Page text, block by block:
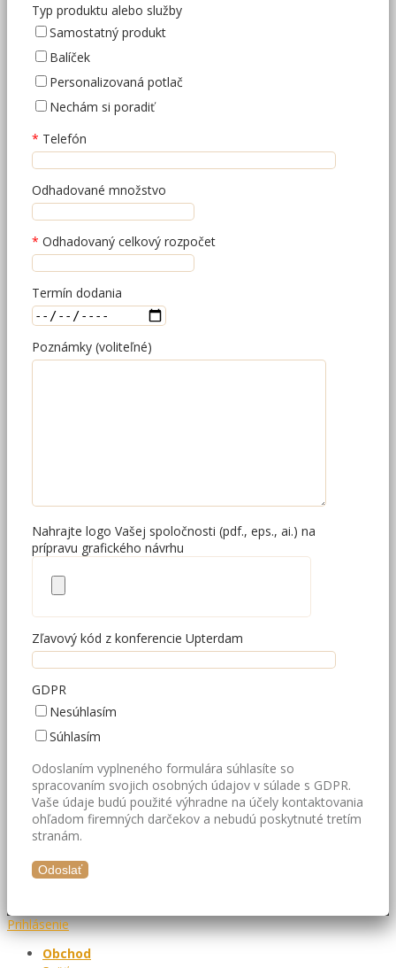
Typ produktu alebo služby
Samostatný produkt
Balíček
Personalizovaná potlač
Nechám si poradiť
Telefón
Odhadované množstvo
Odhadovaný celkový rozpočet
Termín dodania
Poznámky (voliteľné)
Nahrajte logo Vašej spoločnosti (pdf., eps., ai.) na
prípravu grafického návrhu
Zľavový kód z konferencie Upterdam
GDPR
Nesúhlasím
Súhlasím
Odoslaním vyplneného formulára súhlasíte so
spracovaním svojich osobných údajov v súlade s GDPR.
Vaše údaje budú použité výhradne na účely kontaktovania
ohľadom firemných darčekov a nebudú poskytnuté tretím
stranám.
Prihlásenie
Obchod